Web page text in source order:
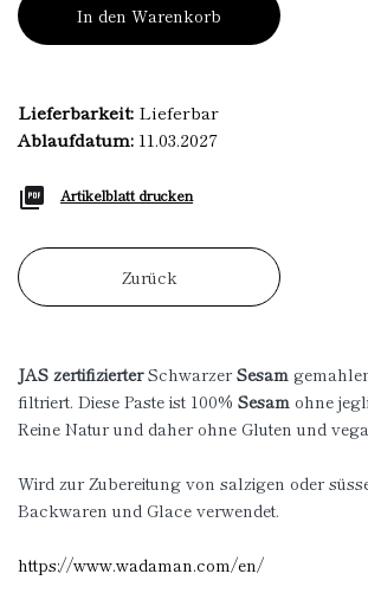
In den Warenkorb
Lieferbarkeit: Lieferbar
Ablaufdatum: 11.03.2027
Artikelblatt drucken
Zurück
JAS zertifizierterSchwarzerSesam
filtriert. Diese Paste ist 100% Sesam ohne
Reine Natur und daher ohne Gluten und
Wird zur Zubereitung von salzigen oder
Backwaren und Glace verwendet.
https://www.wadaman.com/en/